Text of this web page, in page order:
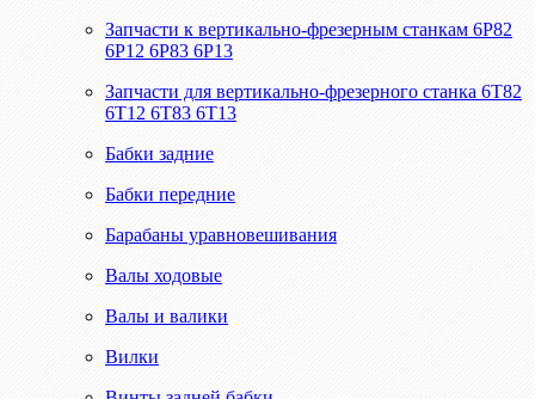
Запчасти к вертикально-фрезерным станкам 6Р82
6Р12 6Р83 6Р13
Запчасти для вертикально-фрезерного станка 6Т82
6Т12 6Т83 6Т13
Бабки задние
Бабки передние
Барабаны уравновешивания
Валы ходовые
Валы и валики
Вилки